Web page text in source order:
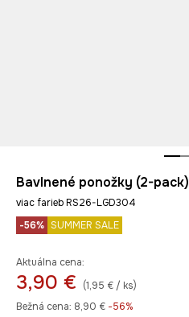
Bavlnené ponožky (2-pack)
viac farieb RS26-LGD304
-56% SUMMER SALE
Aktuálna cena:
3,90 €
(1,95 € / ks)
Bežná cena: 8,90 € -56%